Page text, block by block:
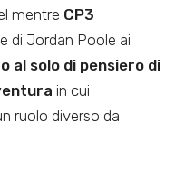
mentre CP3
di Jordan Poole ai
al solo di pensiero di
in cui
ruolo diverso da